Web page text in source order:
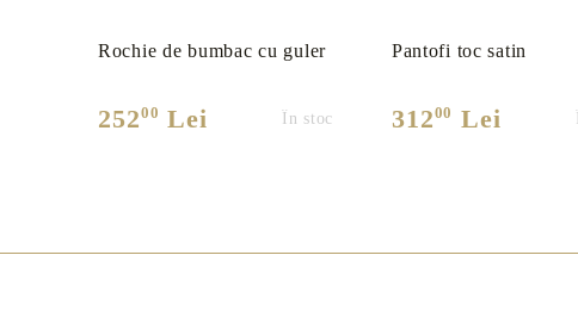
Rochie de bumbac cu guler
25200 Lei În stoc
Pantofi toc satin
31200 Lei